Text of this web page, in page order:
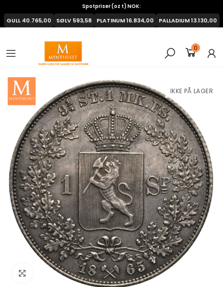
0
Spotpriser (oz t) NOK:
GULL40.765,00 SØLV 593,58 PLATINUM16.834,00 PALLADIUM13.130,00
IKKE PÅ LAGER
Klikk for å forstørre